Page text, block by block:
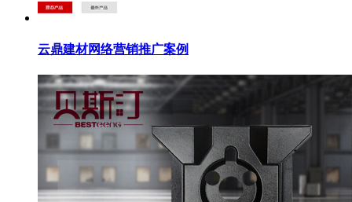
云鼎建材网络营销推广案例